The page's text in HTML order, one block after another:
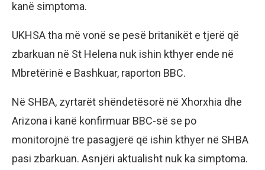
kanë simptoma.
UKHSA tha më vonë se pesë britanikët e tjerë që
zbarkuan në St Helena nuk ishin kthyer ende në
Mbretërinë e Bashkuar, raporton BBC.
Në SHBA, zyrtarët shëndetësorë në Xhorxhia dhe
Arizona i kanë konfirmuar BBC-së se po
monitorojnë tre pasagjerë që ishin kthyer në SHBA
pasi zbarkuan. Asnjëri aktualisht nuk ka simptoma.